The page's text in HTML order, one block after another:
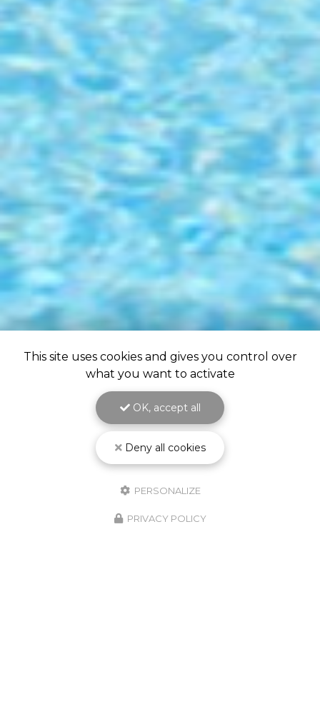
This site uses cookies and gives you control over
what you want to activate
OK, accept all
Deny all cookies
PERSONALIZE
PRIVACY POLICY